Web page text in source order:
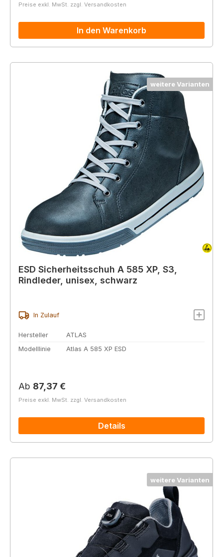
Preise exkl. MwSt. zzgl. Versandkosten
In den Warenkorb
weitere Varianten
ESD Sicherheitsschuh A 585 XP, S3,
Rindleder, unisex, schwarz
In Zulauf
Hersteller
ATLAS
Modelllinie
Atlas A 585 XP ESD
Regulärer Preis:
Ab 87,37 €
Preise exkl. MwSt. zzgl. Versandkosten
Details
weitere Varianten